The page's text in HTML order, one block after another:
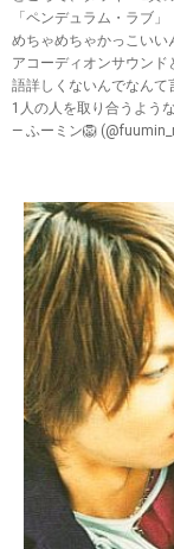
「ペンデュラム・ラブ」
めちゃめちゃかっこいい
アコーディオンサウン
語詳しくないんでなんて
1人の人を取り合うよう
— ふーミン🦁